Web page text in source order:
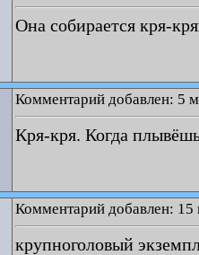
Она собирается кря-
Комментарий добавлен: 5
Кря-кря. Когда
Комментарий добавлен: 15
крупноголовый